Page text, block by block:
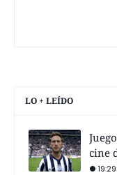
LO + LEÍDO
cine
19:29